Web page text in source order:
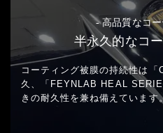
- 高品質なコ
半永久的なコ
コーティング被膜の持続性は
久、
「FEYNLAB HEAL
きの耐久性を兼ね備えています